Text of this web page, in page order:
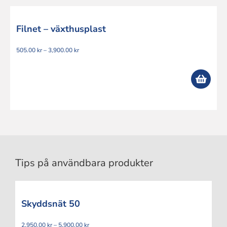
Filnet – växthusplast
505.00 kr–3,900.00 krPrisintervall:
Tips på användbara produkter
Skyddsnät 50
2,950.00 kr– 5,900.00 krPrisintervall: